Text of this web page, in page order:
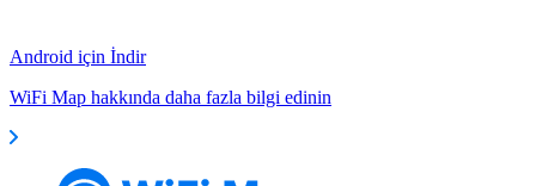
Android için İndir
WiFi Map hakkında daha fazla bilgi edinin